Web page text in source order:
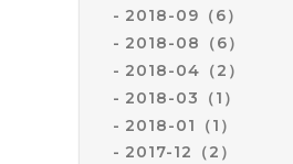
2018-09（6）
2018-08（6）
2018-04（2）
2018-03（1）
2018-01（1）
2017-12（2）